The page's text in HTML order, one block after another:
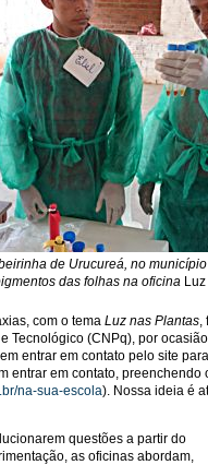
de Urucureá, no
das folhas na oficina
com o tema Luz nas Plantas,
Tecnológico (CNPq), por
entrar em contato pelo site
entrar em contato, preenchendo
na-sua-escola). Nossa ideia é
questões a partir do
as oficinas abordam,